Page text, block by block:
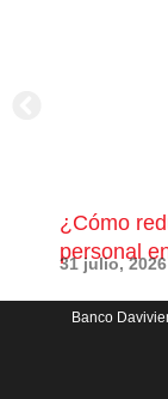
¿Cómo
personal
31 julio, 2026
Banco